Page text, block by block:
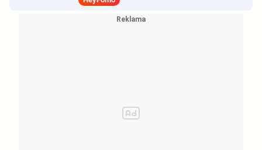
KATSEYE si dává pauzu od skupiny